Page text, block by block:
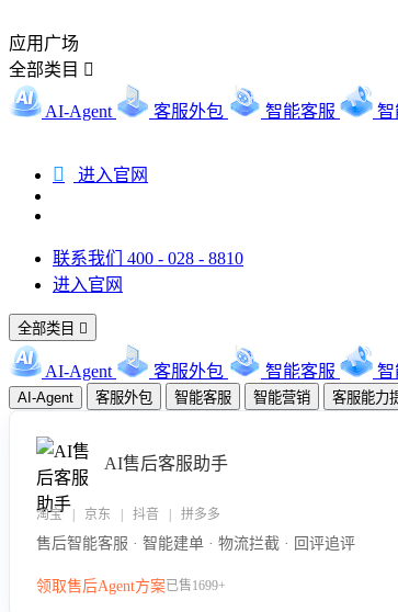
应用广场
全部类目 
AI-Agent 客服外包 智能客服 智
 进入官网
联系我们 400 - 028 - 8810
进入官网
全部类目 
AI-Agent 客服外包 智能客服 智
AI-Agent 客服外包 智能客服 智能营销 客服能力
AI售后客服助手
淘宝 | 京东 | 抖音 | 拼多多
售后智能客服 · 智能建单 · 物流拦截 · 回评追评
领取售后Agent方案已售1699+